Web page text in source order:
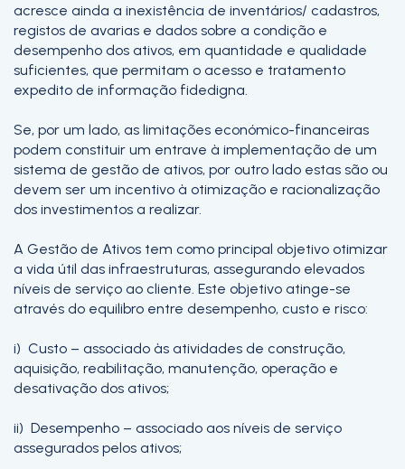
acresce ainda a inexistência de inventários/ cadastros,
registos de avarias e dados sobre a condição e
desempenho dos ativos, em quantidade e qualidade
suficientes, que permitam o acesso e tratamento
expedito de informação fidedigna.
Se, por um lado, as limitações económico-financeiras
podem constituir um entrave à implementação de um
sistema de gestão de ativos, por outro lado estas são ou
devem ser um incentivo à otimização e racionalização
dos investimentos a realizar.
A Gestão de Ativos tem como principal objetivo otimizar
a vida útil das infraestruturas, assegurando elevados
níveis de serviço ao cliente. Este objetivo atinge-se
através do equilibro entre desempenho, custo e risco:
i) Custo – associado às atividades de construção,
aquisição, reabilitação, manutenção, operação e
desativação dos ativos;
ii) Desempenho – associado aos níveis de serviço
assegurados pelos ativos;